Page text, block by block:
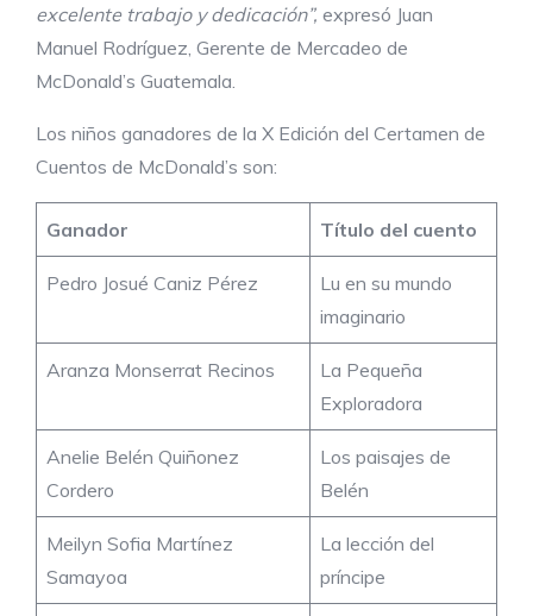
excelente trabajo y dedicación”, expresó Juan
Manuel Rodríguez, Gerente de Mercadeo de
McDonald’s Guatemala.
Los niños ganadores de la X Edición del Certamen de
Cuentos de McDonald’s son:
Ganador Título del cuento
Pedro Josué Caniz Pérez
Lu en su mundo
imaginario
Aranza Monserrat Recinos
La Pequeña
Exploradora
Anelie Belén Quiñonez
Cordero
Los paisajes de
Belén
Meilyn Sofia Martínez
Samayoa
La lección del
príncipe